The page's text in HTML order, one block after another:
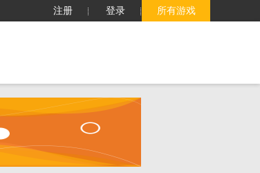
所有游戏
登录
注册
搜索